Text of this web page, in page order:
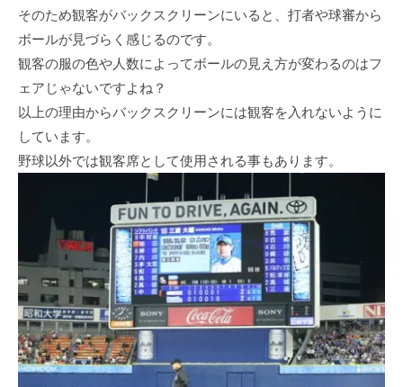
そのため観客がバックスクリーンにいると、打者や球審から
ボールが見づらく感じるのです。
観客の服の色や人数によってボールの見え方が変わるのはフ
ェアじゃないですよね？
以上の理由からバックスクリーンには観客を入れないように
しています。
野球以外では観客席として使用される事もあります。